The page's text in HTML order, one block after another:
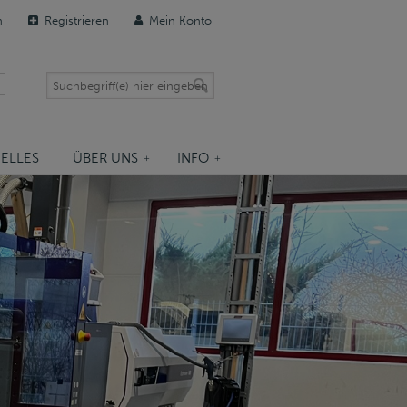
Registrieren Mein Konto
ÜBER UNS INFO